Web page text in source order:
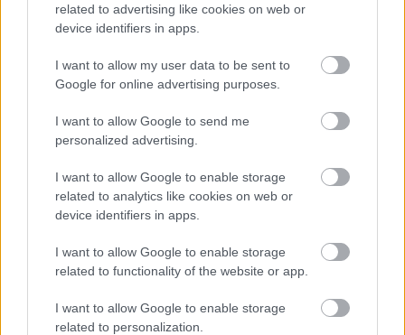
related to advertising like cookies on web or
device identifiers in apps.
I want to allow my user data to be sent to
Google for online advertising purposes.
I want to allow Google to send me
personalized advertising.
I want to allow Google to enable storage
related to analytics like cookies on web or
device identifiers in apps.
I want to allow Google to enable storage
related to functionality of the website or app.
I want to allow Google to enable storage
related to personalization.
Aκολουθήστε μας
παντού…